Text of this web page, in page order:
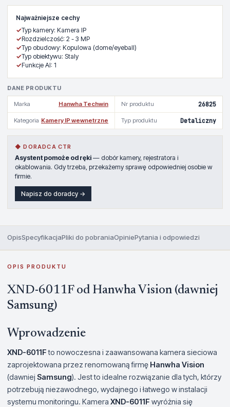
Najważniejsze cechy
✓Typ kamery: Kamera IP
✓Rozdzielczość: 2 - 3 MP
✓Typ obudowy: Kopulowa (dome/eyeball)
✓Typ obiektywu: Staly
✓Funkcje AI: 1
DANE PRODUKTU
Marka Hanwha Techwin Nr produktu 26825
Kategoria Kamery IP wewnetrzne Typ produktu Detaliczny
◆ DORADCA CTR
Asystent pomoże od ręki — dobór kamery, rejestratora i
okablowania. Gdy trzeba, przekażemy sprawę odpowiedniej osobie w
firmie.
Napisz do doradcy →
OpisSpecyfikacjaPliki do pobraniaOpiniePytania i odpowiedzi
OPIS PRODUKTU
XND-6011F od Hanwha Vision (dawniej
Samsung)
Wprowadzenie
XND-6011Fto nowoczesna i zaawansowana kamera sieciowa
zaprojektowana przez renomowaną firmę Hanwha Vision
(dawniej Samsung). Jest to idealne rozwiązanie dla tych, którzy
potrzebują niezawodnego, wydajnego i łatwego w instalacji
systemu monitoringu. Kamera XND-6011F wyróżnia się